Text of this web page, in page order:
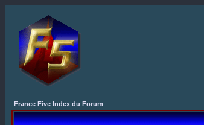
France Five Index du Forum